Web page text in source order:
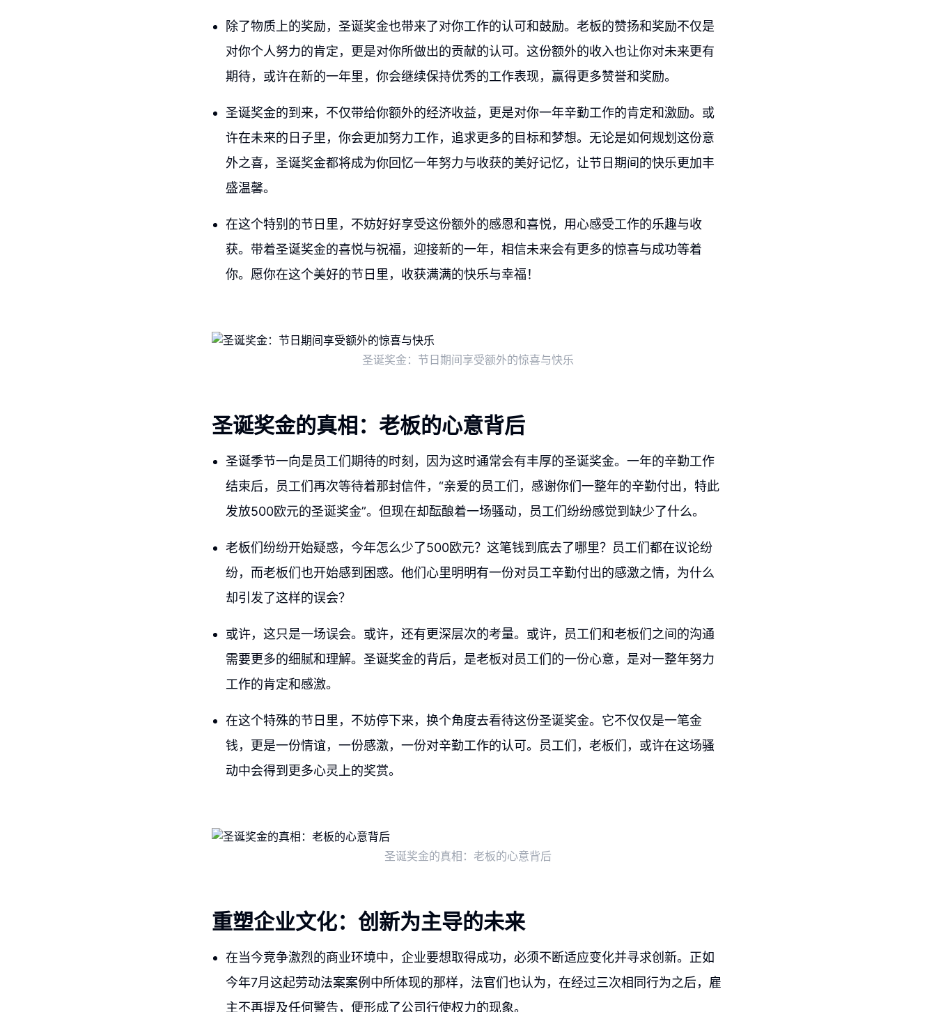
除了物质上的奖励，圣诞奖金也带来了对你工作的认可和鼓励。老板的赞扬和奖励不仅是
对你个人努力的肯定，更是对你所做出的贡献的认可。这份额外的收入也让你对未来更有
期待，或许在新的一年里，你会继续保持优秀的工作表现，赢得更多赞誉和奖励。
圣诞奖金的到来，不仅带给你额外的经济收益，更是对你一年辛勤工作的肯定和激励。或
许在未来的日子里，你会更加努力工作，追求更多的目标和梦想。无论是如何规划这份意
外之喜，圣诞奖金都将成为你回忆一年努力与收获的美好记忆，让节日期间的快乐更加丰
盛温馨。
在这个特别的节日里，不妨好好享受这份额外的感恩和喜悦，用心感受工作的乐趣与收
获。带着圣诞奖金的喜悦与祝福，迎接新的一年，相信未来会有更多的惊喜与成功等着
你。愿你在这个美好的节日里，收获满满的快乐与幸福！
圣诞奖金：节日期间享受额外的惊喜与快乐
圣诞奖金的真相：老板的心意背后
圣诞季节一向是员工们期待的时刻，因为这时通常会有丰厚的圣诞奖金。一年的辛勤工作
结束后，员工们再次等待着那封信件，“亲爱的员工们，感谢你们一整年的辛勤付出，特此
发放500欧元的圣诞奖金”。但现在却酝酿着一场骚动，员工们纷纷感觉到缺少了什么。
老板们纷纷开始疑惑，今年怎么少了500欧元？这笔钱到底去了哪里？员工们都在议论纷
纷，而老板们也开始感到困惑。他们心里明明有一份对员工辛勤付出的感激之情，为什么
却引发了这样的误会？
或许，这只是一场误会。或许，还有更深层次的考量。或许，员工们和老板们之间的沟通
需要更多的细腻和理解。圣诞奖金的背后，是老板对员工们的一份心意，是对一整年努力
工作的肯定和感激。
在这个特殊的节日里，不妨停下来，换个角度去看待这份圣诞奖金。它不仅仅是一笔金
钱，更是一份情谊，一份感激，一份对辛勤工作的认可。员工们，老板们，或许在这场骚
动中会得到更多心灵上的奖赏。
圣诞奖金的真相：老板的心意背后
重塑企业文化：创新为主导的未来
在当今竞争激烈的商业环境中，企业要想取得成功，必须不断适应变化并寻求创新。正如
今年7月这起劳动法案案例中所体现的那样，法官们也认为，在经过三次相同行为之后，雇
主不再提及任何警告，便形成了公司行使权力的现象。